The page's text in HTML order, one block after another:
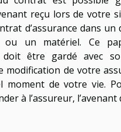
reçu lors de votre
d’assurance dans un
un matériel. Ce
être gardé avec
modification de votre
moment de votre vie.
à l’assureur,